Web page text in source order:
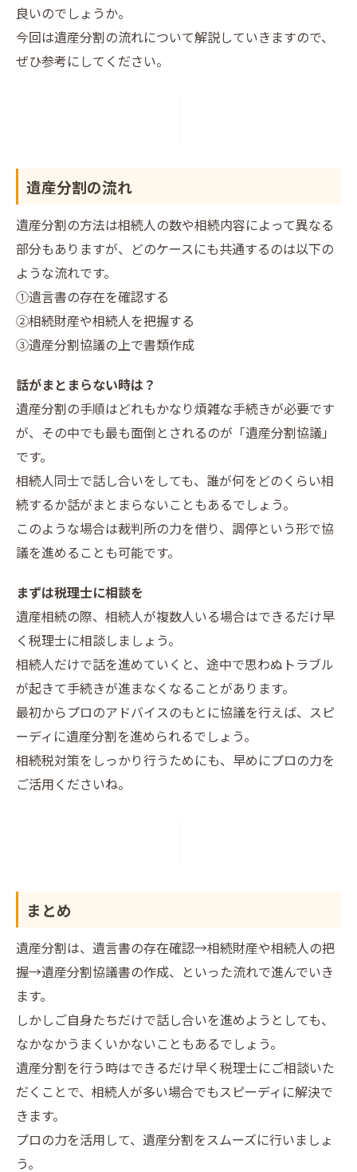
良いのでしょうか。
今回は遺産分割の流れについて解説していきますので、
ぜひ参考にしてください。
遺産分割の流れ
遺産分割の方法は相続人の数や相続内容によって異なる
部分もありますが、どのケースにも共通するのは以下の
ような流れです。
①遺言書の存在を確認する
②相続財産や相続人を把握する
③遺産分割協議の上で書類作成
話がまとまらない時は？
遺産分割の手順はどれもかなり煩雑な手続きが必要です
が、その中でも最も面倒とされるのが「遺産分割協議」
です。
相続人同士で話し合いをしても、誰が何をどのくらい相
続するか話がまとまらないこともあるでしょう。
このような場合は裁判所の力を借り、調停という形で協
議を進めることも可能です。
まずは税理士に相談を
遺産相続の際、相続人が複数人いる場合はできるだけ早
く税理士に相談しましょう。
相続人だけで話を進めていくと、途中で思わぬトラブル
が起きて手続きが進まなくなることがあります。
最初からプロのアドバイスのもとに協議を行えば、スピ
ーディに遺産分割を進められるでしょう。
相続税対策をしっかり行うためにも、早めにプロの力を
ご活用くださいね。
まとめ
遺産分割は、遺言書の存在確認→相続財産や相続人の把
握→遺産分割協議書の作成、といった流れで進んでいき
ます。
しかしご自身たちだけで話し合いを進めようとしても、
なかなかうまくいかないこともあるでしょう。
遺産分割を行う時はできるだけ早く税理士にご相談いた
だくことで、相続人が多い場合でもスピーディに解決で
きます。
プロの力を活用して、遺産分割をスムーズに行いましょ
う。